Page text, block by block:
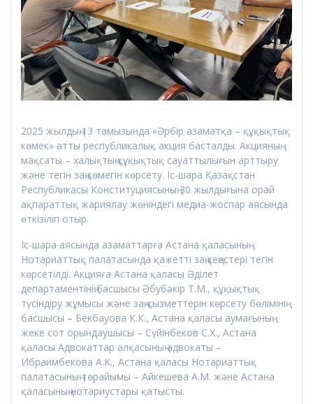
2025 жылдың 13 тамызында «Әрбір азаматқа – құқықтық
көмек» атты республикалық акция басталды. Акцияның
мақсаты – халықтың құқықтық сауаттылығын арттыру
және тегін заң көмегін көрсету. Іс-шара Қазақстан
Республикасы Конституциясының 30 жылдығына орай
ақпараттық жариялау жөніндегі медиа-жоспар аясында
өткізіліп отыр.
Іс-шара аясында азаматтарға Астана қаласының
Нотариаттық палатасында қажетті заң кеңестері тегін
көрсетілді. Акцияға Астана қаласы Әділет
департаментінің басшысы Әбубәкір Т.М., құқықтық
түсіндіру жұмысы және заң қызметтерін көрсету бөлімінің
басшысы – Бекбауова К.К., Астана қаласы аумағының
жеке сот орындаушысы – Сүйінбеков С.Х., Астана
қаласы Адвокаттар алқасының адвокаты –
Ибраимбекова А.К., Астана қаласы Нотариаттық
палатасының төрайымы – Айкешева А.М. және Астана
қаласының нотариустары қатысты.